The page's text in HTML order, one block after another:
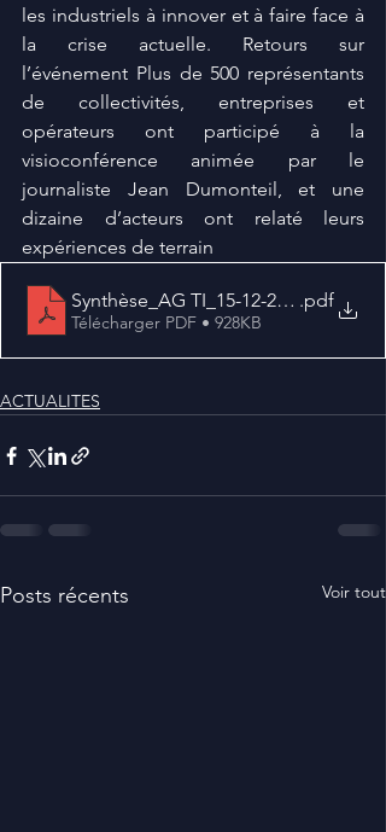
les industriels à innover et à faire face à
la crise actuelle. Retours sur
l’événement Plus de 500 représentants
de collectivités, entreprises et
opérateurs ont participé à la
visioconférence animée par le
journaliste Jean Dumonteil, et une
dizaine d’acteurs ont relaté leurs
expériences de terrain
Synthèse_AG TI_15-12-2020.pdf
Télécharger PDF • 928KB
ACTUALITES
Posts récents Voir tout